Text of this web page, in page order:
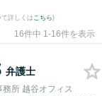
詳しくは こちら)
16件中 1-16件を表示
弁護士
所 越谷オフィス